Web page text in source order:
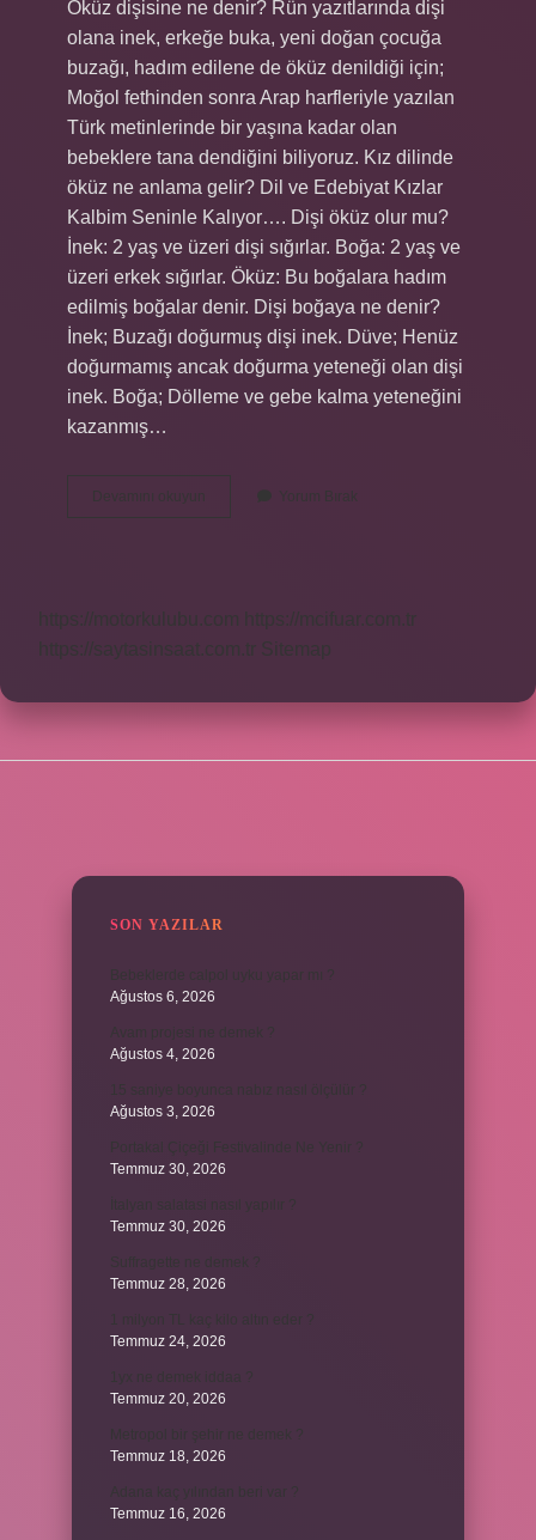
Öküz dişisine ne denir? Rün yazıtlarında dişi
olana inek, erkeğe buka, yeni doğan çocuğa
buzağı, hadım edilene de öküz denildiği için;
Moğol fethinden sonra Arap harfleriyle yazılan
Türk metinlerinde bir yaşına kadar olan
bebeklere tana dendiğini biliyoruz. Kız dilinde
öküz ne anlama gelir? Dil ve Edebiyat Kızlar
Kalbim Seninle Kalıyor…. Dişi öküz olur mu?
İnek: 2 yaş ve üzeri dişi sığırlar. Boğa: 2 yaş ve
üzeri erkek sığırlar. Öküz: Bu boğalara hadım
edilmiş boğalar denir. Dişi boğaya ne denir?
İnek; Buzağı doğurmuş dişi inek. Düve; Henüz
doğurmamış ancak doğurma yeteneği olan dişi
inek. Boğa; Dölleme ve gebe kalma yeteneğini
kazanmış…
Devamını okuyun
Öküz
Yorum Bırak
https://motorkulubu.com
https://mcifuar.com.tr
https://saytasinsaat.com.tr Sitemap
SON YAZILAR
Bebeklerde calpol uyku yapar mı ?
Ağustos 6, 2026
Ağustos 4, 2026
Ağustos 3, 2026
Temmuz 30, 2026
Temmuz 30, 2026
Temmuz 28, 2026
Temmuz 24, 2026
Temmuz 20, 2026
Temmuz 18, 2026
Temmuz 16, 2026